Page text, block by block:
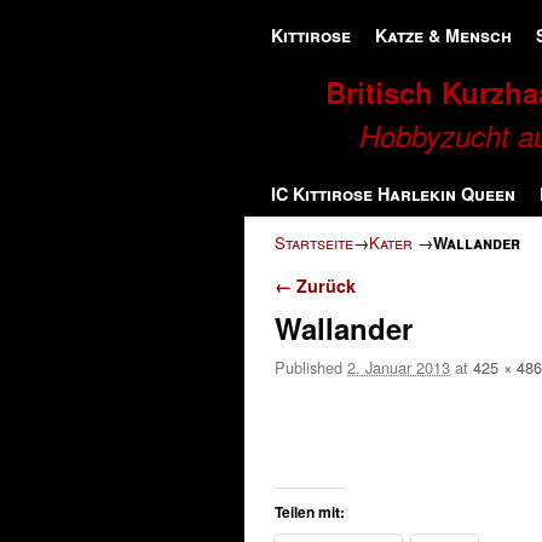
Kittirose Katze & Mensch
Britisch
Hobbyzucht
IC Kittirose Harlekin Queen
Startseite→Kater →Wallander
Bilder-Navigation
← Zurück
Wallander
Published 2. Januar 2013 at 425 × 486
Teilen mit: